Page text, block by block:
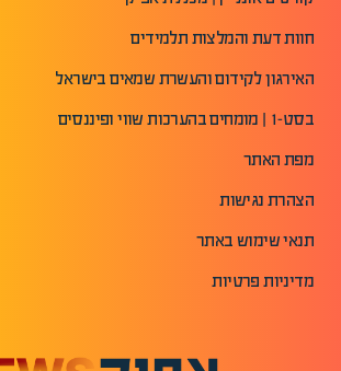
חוות דעת והמלצות תלמידים
האירגון לקידום והעשרת שמאים בישראל
בסט-1 | מומחים בהערכות שווי ופיננסים
מפת האתר
הצהרת נגישות
תנאי שימוש באתר
מדיניות פרטיות